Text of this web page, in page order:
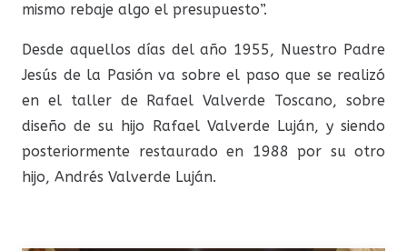
mismo rebaje algo el presupuesto”.
Desde aquellos días del año 1955, Nuestro Padre
Jesús de la Pasión va sobre el paso que se realizó
en el taller de Rafael Valverde Toscano, sobre
diseño de su hijo Rafael Valverde Luján, y siendo
posteriormente restaurado en 1988 por su otro
hijo, Andrés Valverde Luján.